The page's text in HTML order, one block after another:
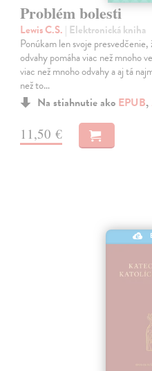
Problém bolesti
Lewis C.S. | Elektronická kniha
Ponúkam len svoje
odvahy pomáha viac než mnoho
viac než mnoho odvahy a aj tá
než to…
Na stiahnutie ako EPUB,
11,50 €